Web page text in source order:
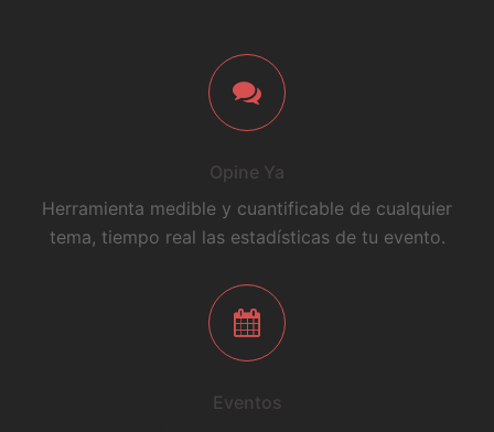
Opine Ya
Herramienta medible y cuantificable de cualquier
tema, tiempo real las estadísticas de tu evento.
Eventos